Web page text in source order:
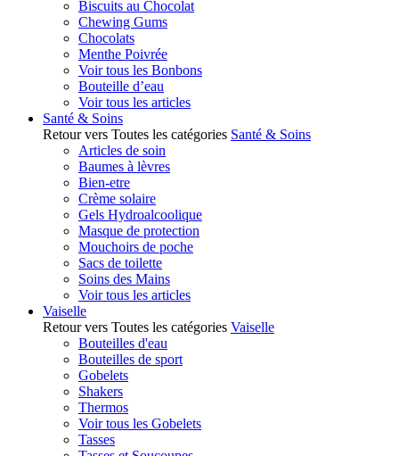
Biscuits au Chocolat
Chewing Gums
Chocolats
Menthe Poivrée
Voir tous les Bonbons
Bouteille d’eau
Voir tous les articles
Santé & Soins
Retour vers Toutes les catégories Santé & Soins
Articles de soin
Baumes à lèvres
Bien-etre
Crème solaire
Gels Hydroalcoolique
Masque de protection
Mouchoirs de poche
Sacs de toilette
Soins des Mains
Voir tous les articles
Vaiselle
Retour vers Toutes les catégories Vaiselle
Bouteilles d'eau
Bouteilles de sport
Gobelets
Shakers
Thermos
Voir tous les Gobelets
Tasses